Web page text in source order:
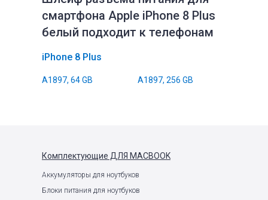
смартфона Apple iPhone 8 Plus
белый подходит к телефонам
iPhone 8 Plus
A1897, 64 GB A1897, 256 GB
Комплектующие ДЛЯ MACBOOK
Аккумуляторы для ноутбуков
Блоки питания для ноутбуков